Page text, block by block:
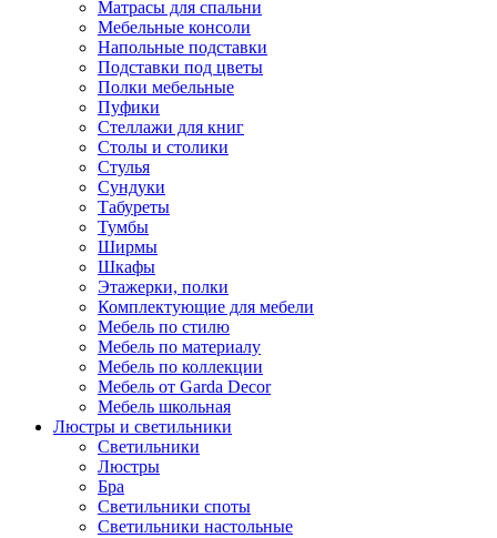
Матрасы для спальни
Мебельные консоли
Напольные подставки
Подставки под цветы
Полки мебельные
Пуфики
Стеллажи для книг
Столы и столики
Стулья
Сундуки
Табуреты
Тумбы
Ширмы
Шкафы
Этажерки, полки
Комплектующие для мебели
Мебель по стилю
Мебель по материалу
Мебель по коллекции
Мебель от Garda Decor
Мебель школьная
Люстры и светильники
Светильники
Люстры
Бра
Светильники споты
Светильники настольные